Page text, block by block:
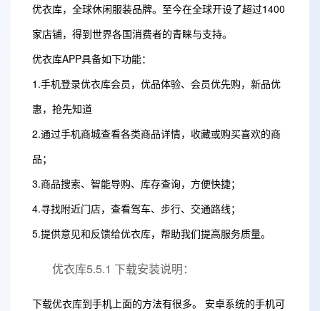
优衣库，全球休闲服装品牌。至今在全球开设了超过1400
家店铺，得到世界各国消费者的青睐与支持。
优衣库APP具备如下功能：
1.手机登录优衣库会员，优品体验、会员优先购，新品优
惠，抢先知道
2.通过手机商城查看各类商品详情，收藏或购买喜欢的商
品；
3.商品搜索、智能导购、库存查询，方便快捷；
4.寻找附近门店，查看驾车、步行、交通路线；
5.提供意见和反馈给优衣库，帮助我们提高服务质量。
优衣库5.5.1 下载安装说明：
下载优衣库到手机上面的方法有很多。 安卓系统的手机可